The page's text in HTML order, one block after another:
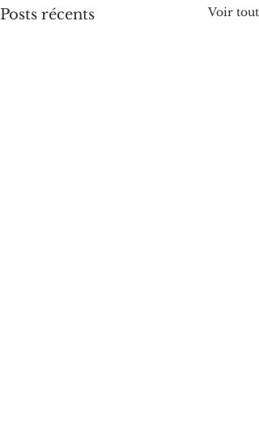
Posts récents Voir tout